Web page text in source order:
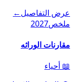
عرض التفاصيل←
ملخص2027
مقارنات الوراثه
📖 أحياء